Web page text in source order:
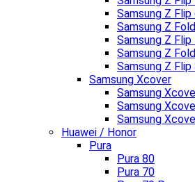
Samsung Z Flip
Samsung Z
Samsung Z Flip
Samsung Z
Samsung Z Flip
Samsung Xcover
Samsung
Samsung
Samsung
Huawei / Honor
Pura
Pura 80
Pura 70